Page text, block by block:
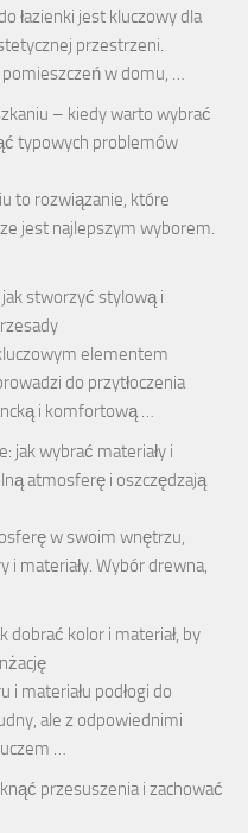
łazienki jest kluczowy dla
przestrzeni.
w domu, …
– kiedy warto wybrać
typowych problemów
to rozwiązanie, które
jest najlepszym wyborem.
stworzyć stylową i
elementem
do przytłoczenia
i komfortową …
jak wybrać materiały i
atmosferę i oszczędzają
w swoim wnętrzu,
materiały. Wybór drewna,
dobrać kolor i materiał, by
materiału podłogi do
ale z odpowiednimi
…
przesuszenia i zachować